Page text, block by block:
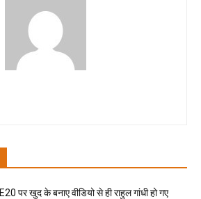
E20 पर खुद के बनाए वीडियो से ही राहुल गांधी हो गए